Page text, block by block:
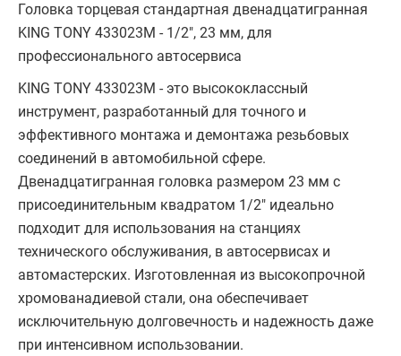
Головка торцевая стандартная двенадцатигранная
KING TONY 433023M - 1/2", 23 мм, для
профессионального автосервиса
KING TONY 433023M - это высококлассный
инструмент, разработанный для точного и
эффективного монтажа и демонтажа резьбовых
соединений в автомобильной сфере.
Двенадцатигранная головка размером 23 мм с
присоединительным квадратом 1/2" идеально
подходит для использования на станциях
технического обслуживания, в автосервисах и
автомастерских. Изготовленная из высокопрочной
хромованадиевой стали, она обеспечивает
исключительную долговечность и надежность даже
при интенсивном использовании.